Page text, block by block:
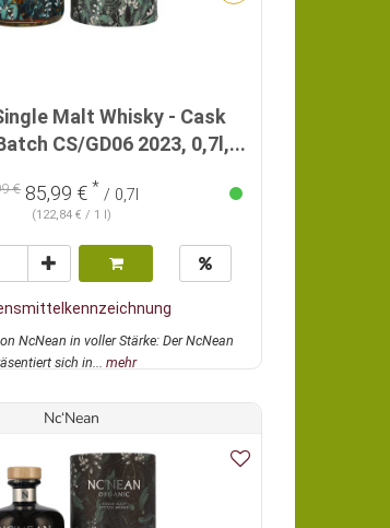
Malt Whisky - Cask
CS/GD06 2023, 0,7l,...
€ 85,99 € * / 0,7l
(122,84 € / 1 l)
NcNean in voller Stärke: Der NcNean
sich in... mehr
Nc‘Nean